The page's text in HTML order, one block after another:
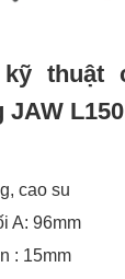
thuật
JAW L150
cao su
A: 96mm
: 15mm